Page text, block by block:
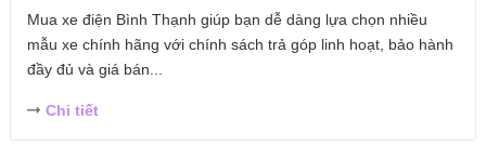
Mua xe điện Bình Thạnh giúp bạn dễ dàng lựa chọn nhiều
mẫu xe chính hãng với chính sách trả góp linh hoạt, bảo hành
đầy đủ và giá bán...
Chi tiết